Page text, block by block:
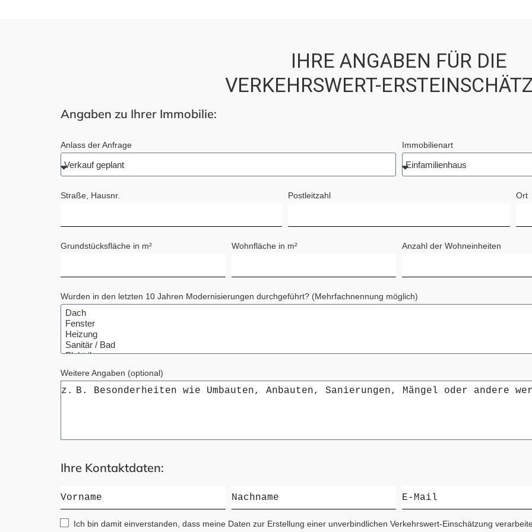
IHRE ANGABEN FÜR DIE
VERKEHRSWERT-
Angaben zu Ihrer Immobilie:
Anlass der Anfrage Immobilienart
Straße, Hausnr. Postleitzahl Ort
Grundstücksfläche in m² Wohnfläche in m² Anzahl der Wohneinheiten
Wurden in den letzten 10 Jahren Modernisierungen durchgeführt? (Mehrfachnennung möglich)
Weitere Angaben (optional)
Ihre Kontaktdaten:
Ich bin damit einverstanden, dass meine Daten zur Erstellung einer unverbindlichen Verkehrswert-Einschätzung